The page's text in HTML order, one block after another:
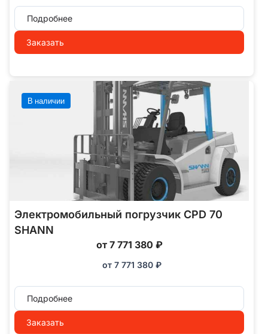
Подробнее
Заказать
В наличии
Электромобильный погрузчик CPD 70
SHANN
от 7 771 380 ₽
от 7 771 380 ₽
Подробнее
Заказать